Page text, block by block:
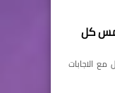
كل
مع الاجابات